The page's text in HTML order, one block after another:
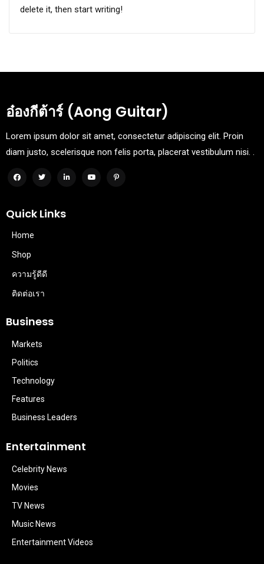
delete it, then start writing!
อ๋องกีต้าร์ (Aong Guitar)
Lorem ipsum dolor sit amet, consectetur adipiscing elit. Proin
diam justo, scelerisque non felis porta, placerat vestibulum nisi. .
Quick Links
Home
Shop
ความรู้ดีดี
ติดต่อเรา
Business
Markets
Politics
Technology
Features
Business Leaders
Entertainment
Celebrity News
Movies
TV News
Music News
Entertainment Videos